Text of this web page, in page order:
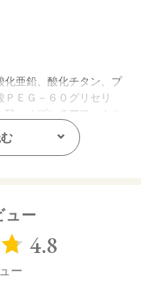
化亜鉛、酸化チタン、プ
ＥＧ－６０グリセリ
、オプンチアフィクス
ーズマリー葉エキス、
キス、アカツメクサ花
、水酸化Ａｌ、ポリヒ
クチルドデシル）、
ルグリセリン、フェノ
ュー